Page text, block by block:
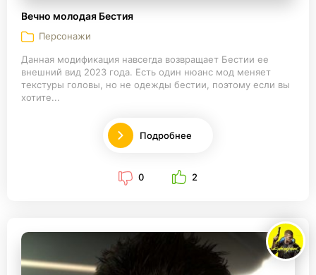
Вечно молодая Бестия
Персонажи
Данная модификация навсегда возвращает Бестии ее
внешний вид 2023 года. Есть один нюанс мод меняет
текстуры головы, но не одежды бестии, поэтому если вы
хотите...
Подробнее
0 2